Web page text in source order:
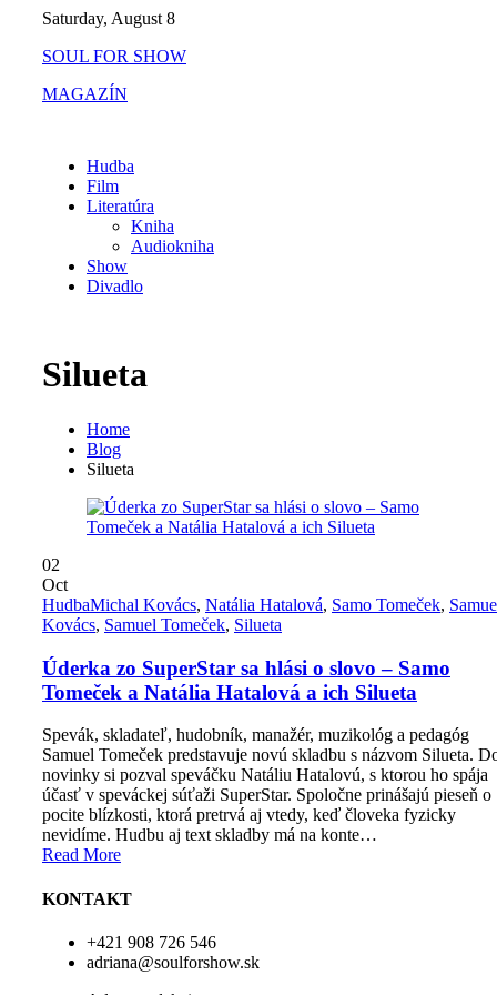
content
Saturday, August 8
SOUL FOR SHOW
MAGAZÍN
Hudba
Film
Literatúra
Kniha
Audiokniha
Show
Divadlo
Silueta
Home
Blog
Silueta
02
Oct
HudbaMichal Kovács, Natália Hatalová, Samo Tomeček,
Kovács, Samuel Tomeček, Silueta
Úderka zo SuperStar sa hlási o slovo – Samo
Tomeček a Natália Hatalová a ich Silueta
Spevák, skladateľ, hudobník, manažér, muzikológ a pedagóg
Samuel Tomeček predstavuje novú skladbu s názvom Silueta.
novinky si pozval speváčku Natáliu Hatalovú, s ktorou ho spája
účasť v speváckej súťaži SuperStar. Spoločne prinášajú pieseň o
pocite blízkosti, ktorá pretrvá aj vtedy, keď človeka fyzicky
nevidíme. Hudbu aj text skladby má na konte…
Read More
KONTAKT
+421 908 726 546
adriana@soulforshow.sk